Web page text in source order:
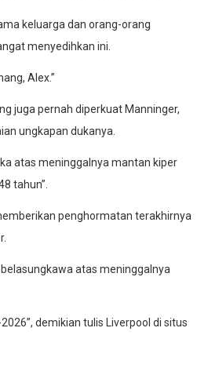
keluarga dan orang-orang
menyedihkan ini.
Alex.”
juga pernah diperkuat Manninger,
ungkapan dukanya.
atas meninggalnya mantan kiper
tahun”.
penghormatan terakhirnya
atas meninggalnya
demikian tulis Liverpool di situs